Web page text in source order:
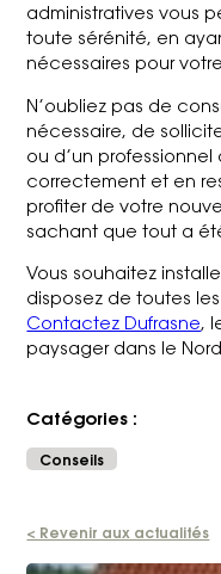
administratives vous
toute sérénité, en
nécessaires pour
N’oubliez pas de
nécessaire, de
ou d’un professionnel
correctement et en
profiter de votre
sachant que tout a
Vous souhaitez
disposez de toutes
Contactez Dufrasne,
paysager dans le
Catégories :
Conseils
< Revenir aux actualités